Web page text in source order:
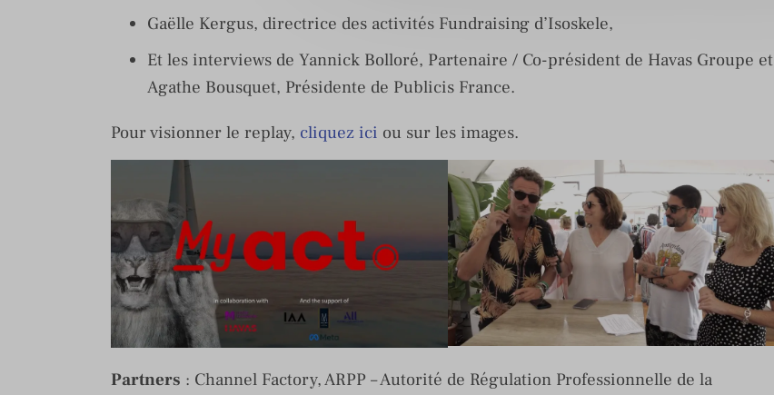
Gaëlle Kergus, directrice des activités Fundraising d’Isoskele,
Et les interviews de Yannick Bolloré, Partenaire / Co-président de Havas Groupe et
Agathe Bousquet, Présidente de Publicis France.
Pour visionner le replay, cliquez ici ou sur les images.
Partners : Channel Factory, ARPP – Autorité de Régulation Professionnelle de la